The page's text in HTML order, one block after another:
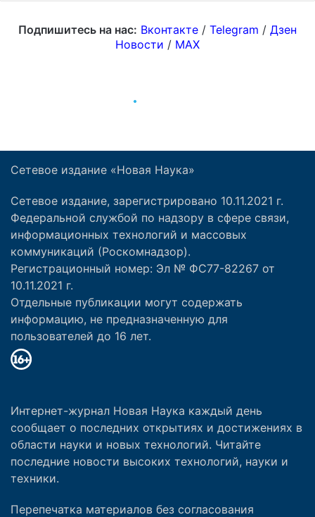
Сетевое издание «Новая Наука»
Сетевое издание, зарегистрировано 10.11.2021 г.
Федеральной службой по надзору в сфере связи,
информационных технологий и массовых
коммуникаций (Роскомнадзор).
Регистрационный номер: Эл № ФС77-82267 от
10.11.2021 г.
Отдельные публикации могут содержать
информацию, не предназначенную для
пользователей до 16 лет.
Интернет-журнал Новая Наука каждый день
сообщает о последних открытиях и достижениях в
области науки и новых технологий. Читайте
последние новости высоких технологий, науки и
техники.
Перепечатка материалов без согласования